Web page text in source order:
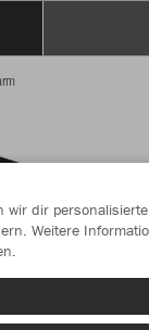
wir dir personalisierte
Weitere